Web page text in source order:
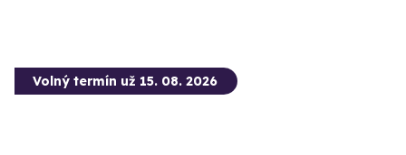
Volný termín už 15. 08. 2026